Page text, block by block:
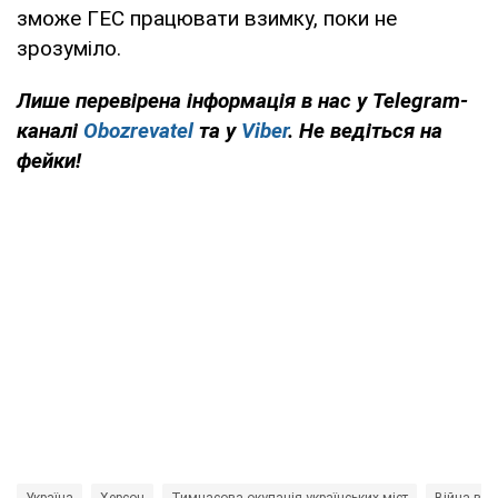
зможе ГЕС працювати взимку, поки не
зрозуміло.
Лише перевірена інформація в нас у Telegram-
каналі Obozrevatelта у Viber. Не ведіться на
фейки!